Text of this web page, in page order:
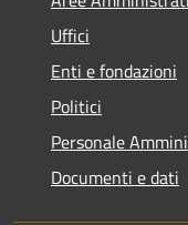
Uffici
Enti e fondazioni
Politici
Personale
Documenti e dati